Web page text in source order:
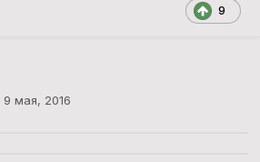
9
9 мая, 2016